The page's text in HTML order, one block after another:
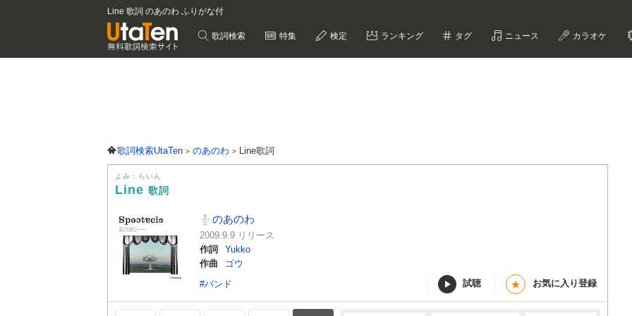
Line 歌詞 のあのわ ふりがな付
歌詞検索 特集 検定 ランキング タグ ニュース カラオケ
歌詞検索UtaTen のあのわ Line歌詞
よみ：らいん
Line 歌詞
のあのわ
2009.9.9 リリース
作詞
Yukko
作曲
ゴウ
#バンド
試聴 ★ お気に入り登録